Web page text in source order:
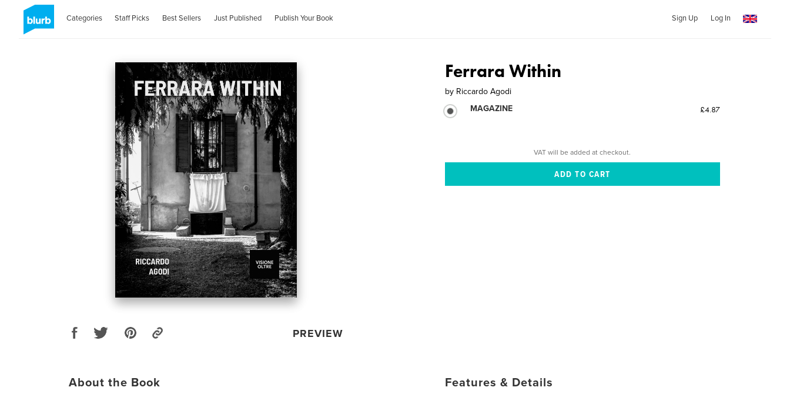
Categories Staff Picks Best Sellers Just Published Publish Your Book Sign Up Log In
PREVIEW
Ferrara Within
by Riccardo Agodi
MAGAZINE
£4.87
VAT will be added at checkout.
About the Book Features & Details